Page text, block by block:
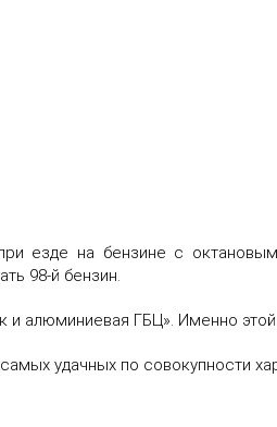
езде на бензине с
98-й бензин.
и алюминиевая ГБЦ». Именно
удачных по совокупности